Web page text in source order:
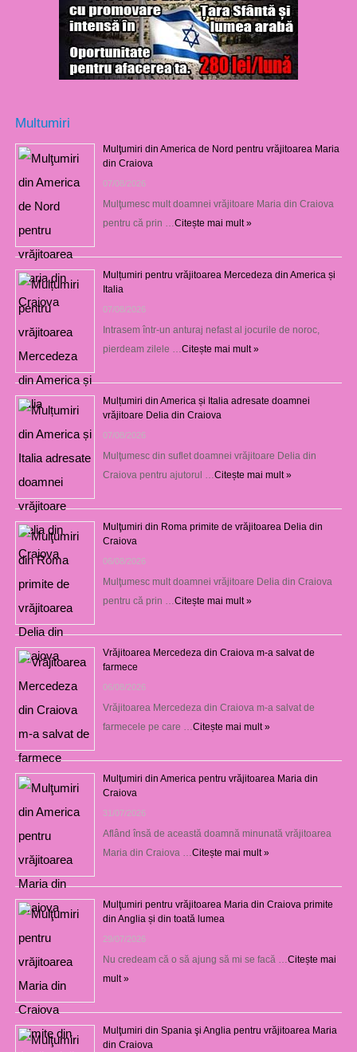
Multumiri
Mulţumiri din America de Nord pentru vrăjitoarea Maria
din Craiova
07/08/2026
Mulţumesc mult doamnei vrăjitoare Maria din Craiova
pentru că prin …Citește mai mult »
Mulțumiri pentru vrăjitoarea Mercedeza din America și
Italia
07/08/2026
Intrasem într-un anturaj nefast al jocurile de noroc,
pierdeam zilele …Citește mai mult »
Mulțumiri din America și Italia adresate doamnei
vrăjitoare Delia din Craiova
07/08/2026
Mulţumesc din suflet doamnei vrăjitoare Delia din
Craiova pentru ajutorul …Citește mai mult »
Mulţumiri din Roma primite de vrăjitoarea Delia din
Craiova
06/08/2026
Mulţumesc mult doamnei vrăjitoare Delia din Craiova
pentru că prin …Citește mai mult »
Vrăjitoarea Mercedeza din Craiova m-a salvat de
farmece
06/08/2026
Vrăjitoarea Mercedeza din Craiova m-a salvat de
farmecele pe care …Citește mai mult »
Mulţumiri din America pentru vrăjitoarea Maria din
Craiova
31/07/2026
Aflând însă de această doamnă minunată vrăjitoarea
Maria din Craiova …Citește mai mult »
Mulţumiri pentru vrăjitoarea Maria din Craiova primite
din Anglia și din toată lumea
29/07/2026
Nu credeam că o să ajung să mi se facă …Citește mai
mult »
Mulţumiri din Spania şi Anglia pentru vrăjitoarea Maria
din Craiova